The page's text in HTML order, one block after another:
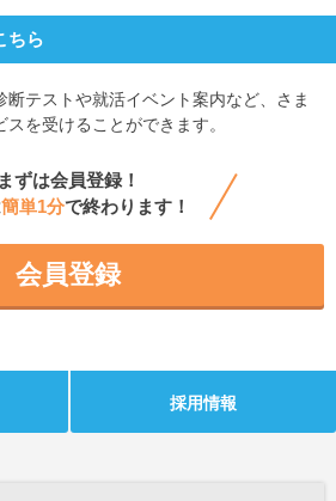
ちら
断テストや就活イベント案内など、さま
を受けることができます。
まずは会員登録！
簡単1分で終わります！
会員登録
採用情報